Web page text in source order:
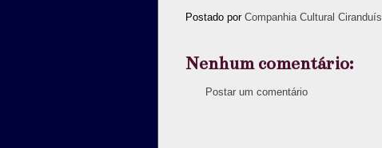
Postado por Companhia Cultural Ciranduís
Nenhum comentário:
Postar um comentário